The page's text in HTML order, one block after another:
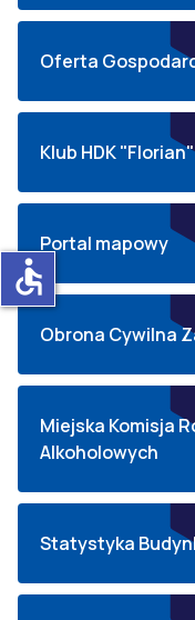
Oferta
Klub HDK
Portal mapowy
Obrona Cywilna
Miejska Komisja
Alkoholowych
Statystyka
accessible